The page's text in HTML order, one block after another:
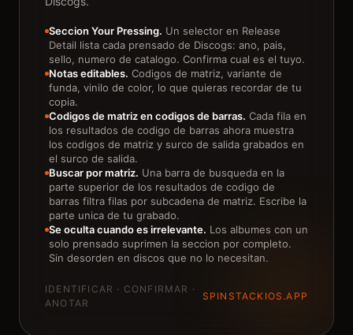
Seccion Your Pressing. Un selector en Release
Detail lista cada prensado de Discogs: ano, pais,
sello, numero de catalogo. Confirma cual es el tuyo.
Notas editables. Codigos de matriz, variante de
funda, vinilo de color, lo que quieras recordar de tu
copia.
Codigos de matriz en codigos de barras. Cada fila en
los resultados de codigo de barras ahora muestra
los codigos de matriz y surco de salida grabados en
el surco de salida.
Buscar por matriz. Una barra de busqueda en la
parte superior de los resultados de codigo de
barras filtra filas por subcadena de matriz. Escribe la
parte unica de tu grabado.
Se oculta cuando es irrelevante. Los albumes con un
solo prensado suprimen la seccion por completo.
Sin desorden en discos que no lo necesitan.
IDENTIFICAR · CONFIRMAR ·
ANOTAR
SPINSTACKIOS.APP